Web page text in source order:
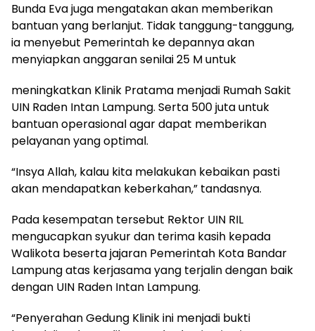
Bunda Eva juga mengatakan akan memberikan
bantuan yang berlanjut. Tidak tanggung-tanggung,
ia menyebut Pemerintah ke depannya akan
menyiapkan anggaran senilai 25 M untuk
meningkatkan Klinik Pratama menjadi Rumah Sakit
UIN Raden Intan Lampung. Serta 500 juta untuk
bantuan operasional agar dapat memberikan
pelayanan yang optimal.
“Insya Allah, kalau kita melakukan kebaikan pasti
akan mendapatkan keberkahan,” tandasnya.
Pada kesempatan tersebut Rektor UIN RIL
mengucapkan syukur dan terima kasih kepada
Walikota beserta jajaran Pemerintah Kota Bandar
Lampung atas kerjasama yang terjalin dengan baik
dengan UIN Raden Intan Lampung.
“Penyerahan Gedung Klinik ini menjadi bukti